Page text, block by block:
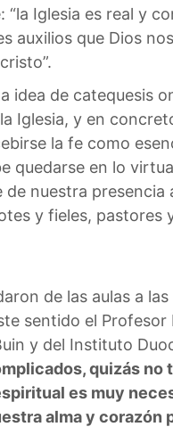
Iglesia es real y
auxilios que Dios
idea de catequesis
Iglesia, y en
la fe como
quedarse en lo
nuestra presencia
y fieles, pastores
de las aulas a
sentido el Profesor
y del Instituto
quizás no
es muy
alma y corazón